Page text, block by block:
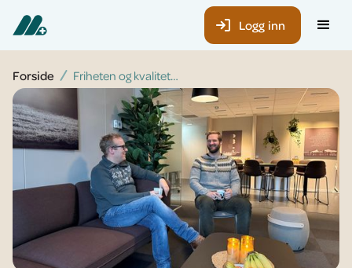
Logg inn
Forside Friheten og kvaliteten i koden – slik er det å jobbe som utvikler hos Mentorpluss